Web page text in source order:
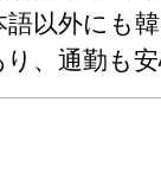
以外にも
、通勤も